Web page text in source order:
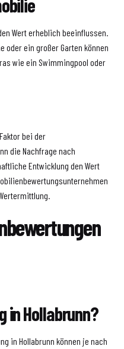
Wert erheblich beeinflussen.
oder ein großer Garten können
wie ein Swimmingpool oder
bei der
die Nachfrage nach
Entwicklung den Wert
in Hollabrunn?
in Hollabrunn können je nach